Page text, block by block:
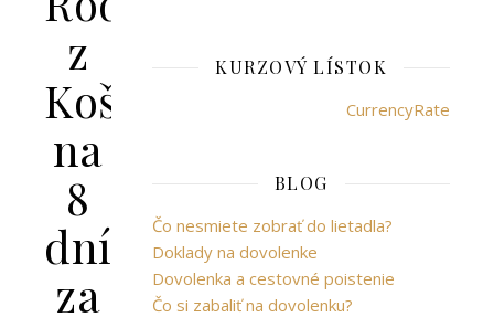
z
Košíc
na
8
dní
za
KURZOVÝ LÍSTOK
CurrencyRate
BLOG
Čo nesmiete zobrať do lietadla?
Doklady na dovolenke
Dovolenka a cestovné poistenie
Čo si zabaliť na dovolenku?